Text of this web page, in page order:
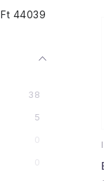
Ft 44039
38
5
0
0